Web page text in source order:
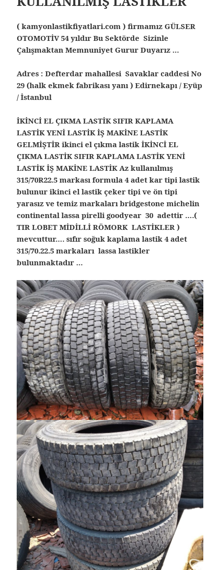
( kamyonlastikfiyatlari.com ) firmamız GÜLSER
OTOMOTİV 54 yıldır Bu Sektörde Sizinle
Çalışmaktan Memnuniyet Gurur Duyarız …
Adres : Defterdar mahallesi Savaklar caddesi No
29 (halk ekmek fabrikası yanı ) Edirnekapı / Eyüp
/ İstanbul
İKİNCİ EL ÇIKMA LASTİK SIFIR KAPLAMA
LASTİK YENİ LASTİK İŞ MAKİNE LASTİK
GELMİŞTİR ikinci el çıkma lastik İKİNCİ EL
ÇIKMA LASTİK SIFIR KAPLAMA LASTİK YENİ
LASTİK İŞ MAKİNE LASTİK Az kullanılmış
315/70R22.5 markası formula 4 adet kar tipi lastik
bulunur ikinci el lastik çeker tipi ve ön tipi
yarasız ve temiz markaları bridgestone michelin
continental lassa pirelli goodyear 30 adettir ….(
TIR LOBET MİDİLLİ RÖMORK LASTİKLER )
mevcuttur…. sıfır soğuk kaplama lastik 4 adet
315/70.22.5 markaları lassa lastikler
bulunmaktadır …